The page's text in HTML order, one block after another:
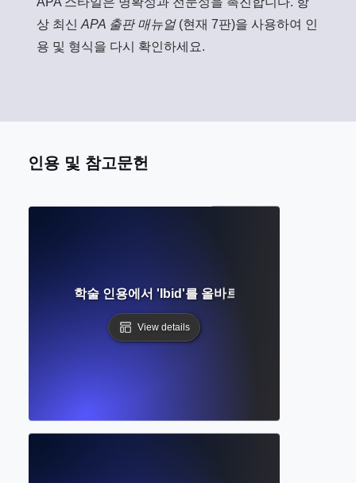
상 최신 APA 출판 매뉴얼(현재 7판)을 사용하여 인
용 및 형식을 다시 확인하세요.
인용 및 참고문헌
엇인가요? 학술 인용에서 'Ibid'를 올바르게 사용하는 간단한
View details